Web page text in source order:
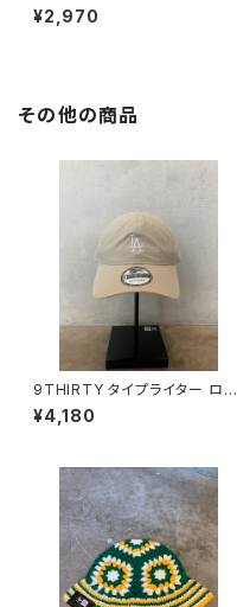
¥2,970
その他の商品
9THIRTY タイプライター ロサ
ンゼルス・ドジャース
¥4,180